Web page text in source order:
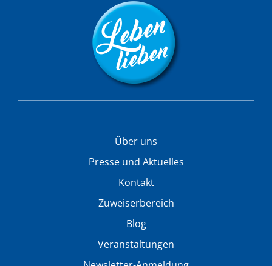
Über uns
Presse und Aktuelles
Kontakt
Zuweiserbereich
Blog
Veranstaltungen